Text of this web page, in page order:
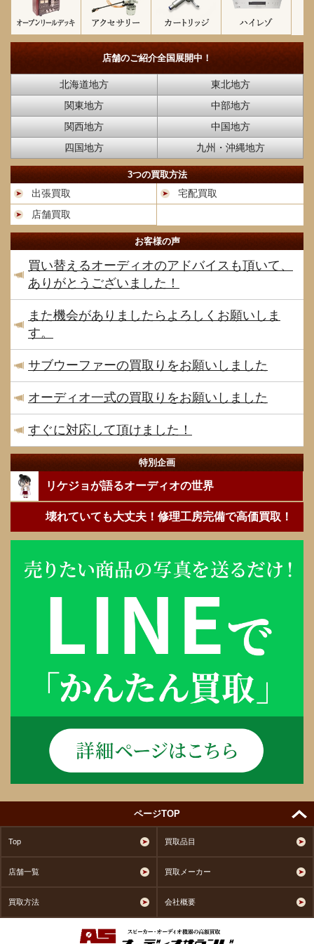
店舗のご紹介全国展開中！
北海道地方
東北地方
関東地方
中部地方
関西地方
中国地方
四国地方
九州・沖縄地方
3つの買取方法
出張買取
宅配買取
店舗買取
お客様の声
買い替えるオーディオのアドバイスも頂いて、
ありがとうございました！
また機会がありましたらよろしくお願いしま
す。
サブウーファーの買取りをお願いしました
オーディオ一式の買取りをお願いしました
すぐに対応して頂けました！
特別企画
リケジョが語るオーディオの世界
壊れていても大丈夫！修理工房完備で高価買取！
ページTOP
Top 買取品目
店舗一覧 買取メーカー
買取方法 会社概要